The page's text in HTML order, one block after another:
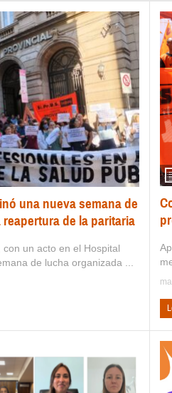
una nueva semana de
de la paritaria
un acto en el Hospital
de lucha organizada ...